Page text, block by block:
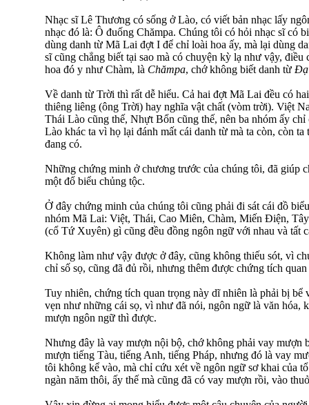
Nhạc sĩ Lê Thương có sống ở Lào, có viết bản nhạc lấy
nhạc đó là: Ô đuống Chămpa. Chúng tôi có hỏi nhạc sĩ có
dùng danh từ Mã Lai đợt I để chỉ loài hoa ấy, mà lại dùng
sĩ cũng chẳng biết tại sao mà có chuyện kỳ lạ như vậy,
hoa đó y như Chàm, là Chămpa, chớ không biết danh từ
Về danh từ Trời thì rất dễ hiểu. Cả hai đợt Mã Lai đều có
thiêng liêng (ông Trời) hay nghĩa vật chất (vòm trời). Việt
Thái Lào cũng thế, Nhựt Bổn cũng thế, nên ba nhóm ấy
Lào khác ta vì họ lại đánh mất cái danh từ mà ta còn, còn
đang có.
Những chứng minh ở chương trước của chúng tôi, đã giúp
một đổ biểu chủng tộc.
Ở đây chứng minh của chúng tôi cũng phải đi sát cái đồ
nhóm Mã Lai: Việt, Thái, Cao Miên, Chàm, Miến Điện,
(cổ Tứ Xuyên) gì cũng đều đồng ngôn ngữ với nhau và tất
Không làm như vậy được ở đây, cũng không thiếu sót, vì
chỉ số sọ, cũng đã đủ rồi, nhưng thêm được chứng tích
Tuy nhiên, chứng tích quan trọng này dĩ nhiên là phải bị bể
vẹn như những cái sọ, vì như đã nói, ngôn ngữ là văn hóa,
mượn ngôn ngữ thì được.
Nhưng đây là vay mượn nội bộ, chớ không phải vay mượn
mượn tiếng Tàu, tiếng Anh, tiếng Pháp, nhưng đó là vay
tôi không kể vào, mà chỉ cứu xét về ngôn ngữ sơ khai của
ngàn năm thôi, ấy thế mà cũng đã có vay mượn rồi, vào